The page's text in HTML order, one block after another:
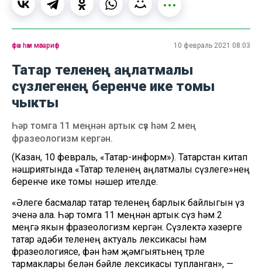
фән һәм мәгариф 10 февраль 2021 08:03
Татар теленең аңлатмалы
сүзлегенең беренче ике томы
чыкты
Һәр томга 11 меңнән артык сүз һәм 2 мең
фразеологизм кергән.
(Казан, 10 февраль, «Татар-информ»). Татарстан китап
нәшриятында «Татар теленең аңлатмалы сүзлеге»нең
беренче ике томы нәшер ителде.
«Әлеге басмалар татар теленең барлык байлыгын үз
эченә ала. Һәр томга 11 меңнән артык сүз һәм 2
меңгә якын фразеологизм кергән. Сүзлектә хәзерге
татар әдәби теленең актуаль лексикасы һәм
фразеологиясе, фән һәм җәмгыятьнең төрле
тармаклары белән бәйле лексикасы тупланган», —